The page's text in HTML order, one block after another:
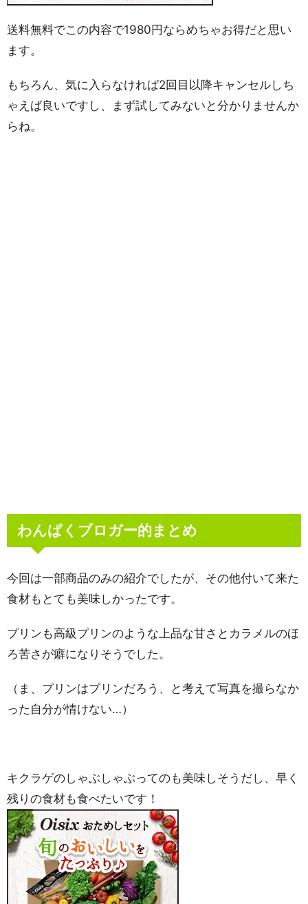
送料無料でこの内容で1980円ならめちゃお得だと思い
ます。
もちろん、気に入らなければ2回目以降キャンセルしち
ゃえば良いですし、まず試してみないと分かりませんか
らね。
わんぱくブロガー的まとめ
今回は一部商品のみの紹介でしたが、その他付いて来た
食材もとても美味しかったです。
プリンも高級プリンのような上品な甘さとカラメルのほ
ろ苦さが癖になりそうでした。
（ま、プリンはプリンだろう、と考えて写真を撮らなか
った自分が情けない…）
キクラゲのしゃぶしゃぶってのも美味しそうだし、早く
残りの食材も食べたいです！